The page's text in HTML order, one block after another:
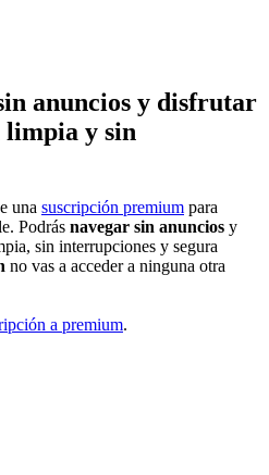
anuncios y disfrutar
limpia y sin
una suscripción premium para
Podrás navegar sin anuncios y
sin interrupciones y segura
no vas a acceder a ninguna otra
a premium.